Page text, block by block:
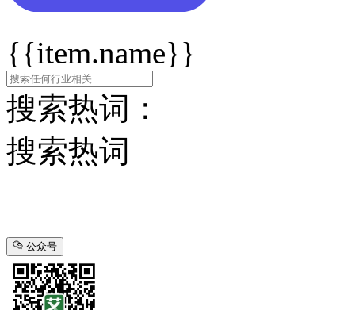
{{item.name}}
搜索热词：
搜索热词
公众号